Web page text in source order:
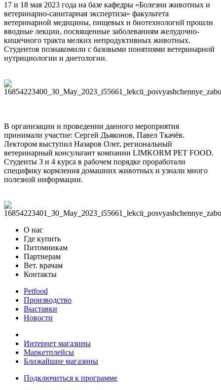
17 и 18 мая 2023 года на базе кафедры «Болезни животных и
ветеринарно-санитарная экспертиза» факультета
ветеринарной медицины, пищевых и биотехнологий прошли
вводные лекции, посвященные заболеваниям желудочно-
кишечного тракта мелких непродуктивных животных.
Студентов познакомили с базовыми понятиями ветеринарной
нутрициологии и диетологии.
В организации и проведении данного мероприятия
принимали участие: Сергей Дьяконов, Павел Ткачёв.
Лектором выступил Назаров Олег, региональный
ветеринарный консультант компании LIMKORM PET FOOD.
Студенты 3 и 4 курса в рабочем порядке проработали
специфику кормления домашних животных и узнали много
полезной информации.
О нас
Где купить
Питомникам
Партнерам
Вет. врачам
Контакты
Petfood
Производство
Выставки
Новости
Интернет магазины
Маркетплейсы
Ближайшие магазины
Подключиться к программе